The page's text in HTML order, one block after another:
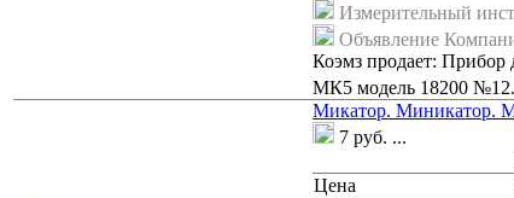
Измерительный
Объявление
Коэмз продает: Прибор
МК5 модель 18200
Микатор. Миникатор.
7 руб. ...
Цена